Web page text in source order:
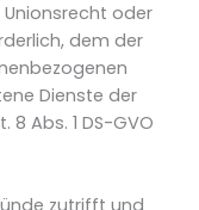
oder
dem der
Dienste der
Abs. 1 DS-GVO